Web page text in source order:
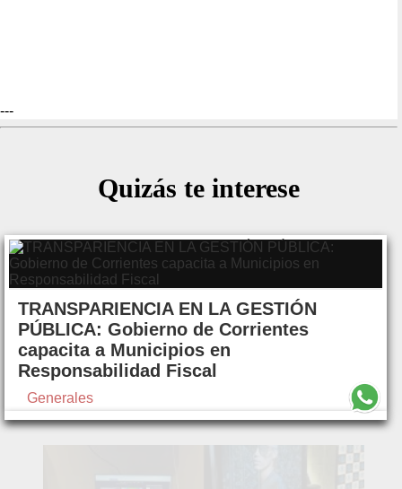
---
Quizás te interese
TRANSPARIENCIA EN LA GESTIÓN
PÚBLICA: Gobierno de Corrientes
capacita a Municipios en
Responsabilidad Fiscal
Generales